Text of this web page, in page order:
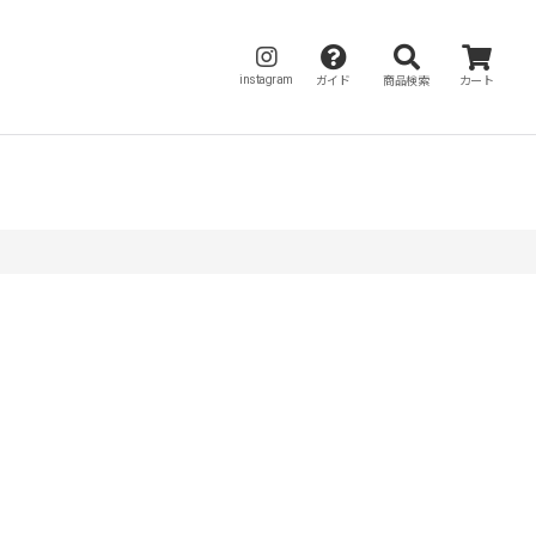
instagram ガイド 商品検索 カート